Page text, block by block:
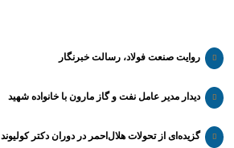
روایت صنعت فولاد،‌ رسالت خبرنگار
دیدار مدیر عامل نفت و گاز مارون با خانواده شهید
گزیده‌ای از تحولات هلال‌احمر در دوران دکتر کولیوند